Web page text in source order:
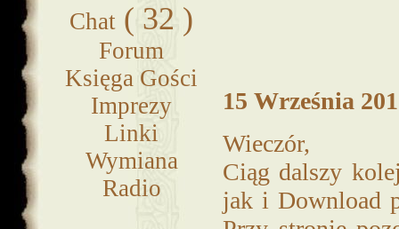
Chat ( 32 )
Forum
Księga Gości
Imprezy
Linki
Wymiana
Radio
15 Września
Wieczór,
Ciąg dalszy
jak i Download